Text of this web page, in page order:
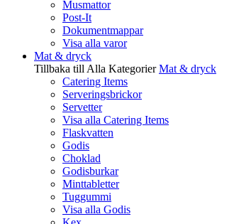
Musmattor
Post-It
Dokumentmappar
Visa alla varor
Mat & dryck
Tillbaka till Alla Kategorier Mat & dryck
Catering Items
Serveringsbrickor
Servetter
Visa alla Catering Items
Flaskvatten
Godis
Choklad
Godisburkar
Minttabletter
Tuggummi
Visa alla Godis